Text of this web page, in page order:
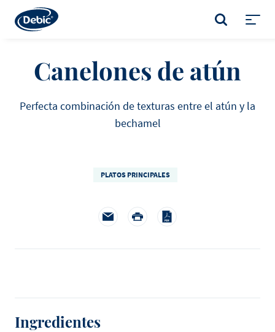
main
BUSCAR
Canelones de atún
Perfecta combinación de texturas entre el atún y la
bechamel
PLATOS PRINCIPALES
Ingredientes